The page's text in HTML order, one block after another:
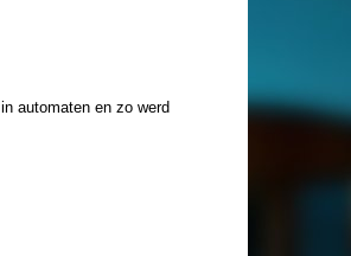
automaten en zo werd